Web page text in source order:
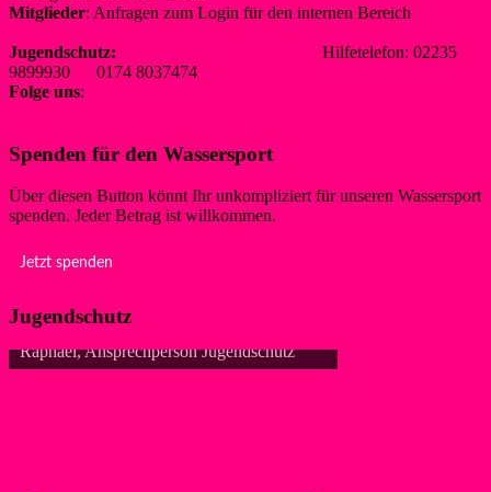
Mitglieder: Anfragen zum Login für den internen Bereich
Jugendschutz:
Hilfetelefon: 02235
9899930 0174 8037474
Folge uns:
Spenden für den Wassersport
Über diesen Button könnt Ihr unkompliziert für unseren Wassersport
spenden. Jeder Betrag ist willkommen.
Jetzt spenden
Jugendschutz